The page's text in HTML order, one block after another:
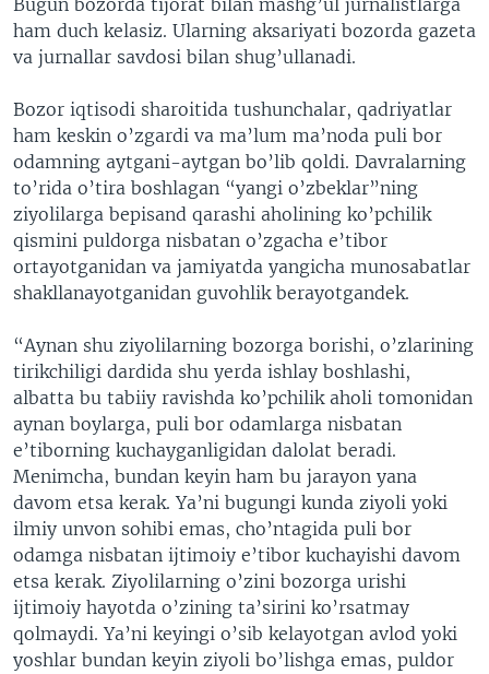
Bugun bozorda tijorat bilan mashg’ul jurnalistlarga
ham duch kelasiz. Ularning aksariyati bozorda gazeta
va jurnallar savdosi bilan shug’ullanadi.
Bozor iqtisodi sharoitida tushunchalar, qadriyatlar
ham keskin o’zgardi va ma’lum ma’noda puli bor
odamning aytgani-aytgan bo’lib qoldi. Davralarning
to’rida o’tira boshlagan “yangi o’zbeklar”ning
ziyolilarga bepisand qarashi aholining ko’pchilik
qismini puldorga nisbatan o’zgacha e’tibor
ortayotganidan va jamiyatda yangicha munosabatlar
shakllanayotganidan guvohlik berayotgandek.
“Aynan shu ziyolilarning bozorga borishi, o’zlarining
tirikchiligi dardida shu yerda ishlay boshlashi,
albatta bu tabiiy ravishda ko’pchilik aholi tomonidan
aynan boylarga, puli bor odamlarga nisbatan
e’tiborning kuchayganligidan dalolat beradi.
Menimcha, bundan keyin ham bu jarayon yana
davom etsa kerak. Ya’ni bugungi kunda ziyoli yoki
ilmiy unvon sohibi emas, cho’ntagida puli bor
odamga nisbatan ijtimoiy e’tibor kuchayishi davom
etsa kerak. Ziyolilarning o’zini bozorga urishi
ijtimoiy hayotda o’zining ta’sirini ko’rsatmay
qolmaydi. Ya’ni keyingi o’sib kelayotgan avlod yoki
yoshlar bundan keyin ziyoli bo’lishga emas, puldor